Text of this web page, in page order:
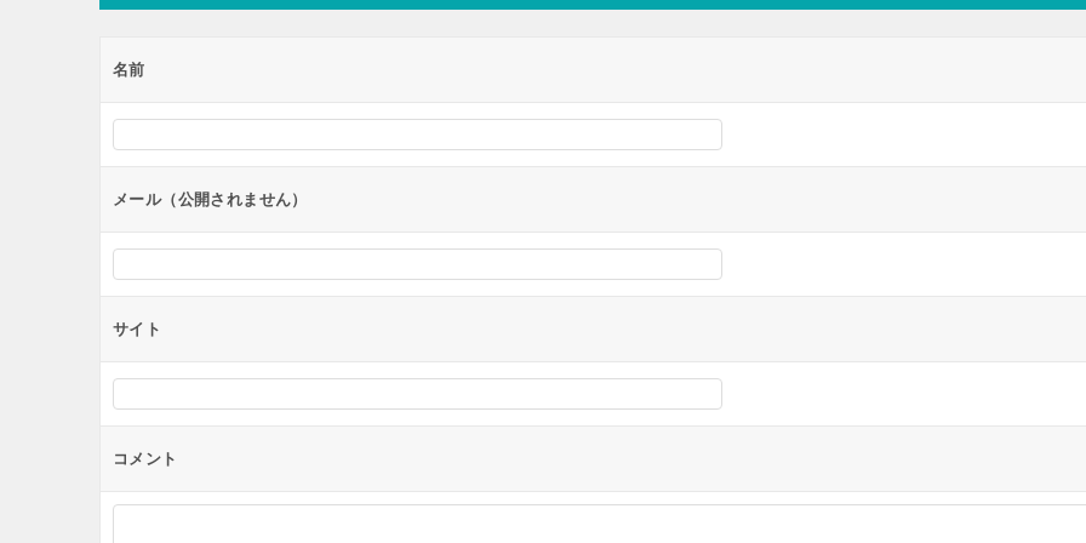
ー
ョ
ン
名前
メール（公開されません）
サイト
コメント